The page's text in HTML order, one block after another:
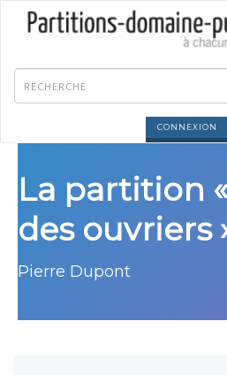
CONNEXION
La partition
des ouvriers
Pierre Dupont